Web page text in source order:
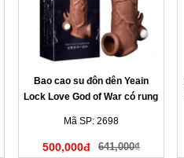
Bao cao su đôn dên Yeain
Lock Love God of War có rung
Mã SP: 2698
500,000đ 641,000₫